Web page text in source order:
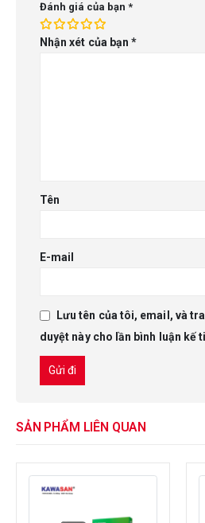
Đánh giá của bạn *
Nhận xét của bạn*
Tên
E-mail
Lưu tên của tôi, email, và
duyệt này cho lần bình luận kế
SẢN PHẨM LIÊN QUAN